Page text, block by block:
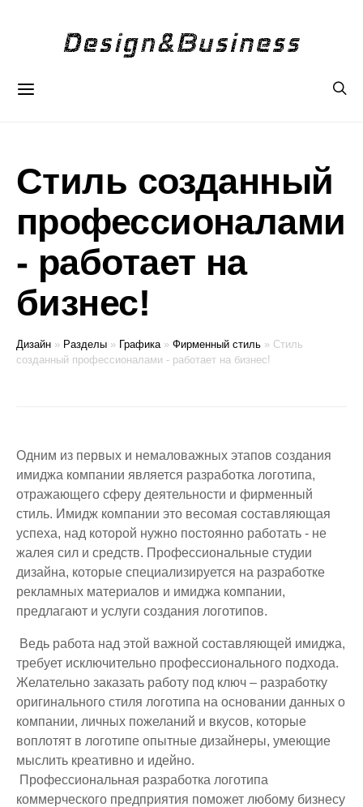
Стиль созданный
профессионалами
- работает на
бизнес!
Дизайн » Разделы » Графика» Фирменный стиль » Стиль
созданный профессионалами - работает на бизнес!
Одним из первых и немаловажных этапов создания
имиджа компании является разработка логотипа,
отражающего сферу деятельности и фирменный
стиль. Имидж компании это весомая составляющая
успеха, над которой нужно постоянно работать - не
жалея сил и средств. Профессиональные студии
дизайна, которые специализируется на разработке
рекламных материалов и имиджа компании,
предлагают и услуги создания логотипов.
Ведь работа над этой важной составляющей имиджа,
требует исключительно профессионального подхода.
Желательно заказать работу под ключ – разработку
оригинального стиля логотипа на основании данных о
компании, личных пожеланий и вкусов, которые
воплотят в логотипе опытные дизайнеры, умеющие
мыслить креативно и идейно.
Профессиональная разработка логотипа
коммерческого предприятия поможет любому бизнесу